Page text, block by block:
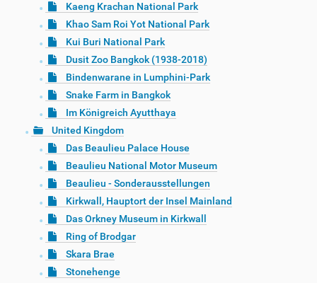
Kaeng Krachan National Park
Khao Sam Roi Yot National Park
Kui Buri National Park
Dusit Zoo Bangkok (1938-2018)
Bindenwarane in Lumphini-Park
Snake Farm in Bangkok
Im Königreich Ayutthaya
United Kingdom
Das Beaulieu Palace House
Beaulieu National Motor Museum
Beaulieu - Sonderausstellungen
Kirkwall, Hauptort der Insel Mainland
Das Orkney Museum in Kirkwall
Ring of Brodgar
Skara Brae
Stonehenge